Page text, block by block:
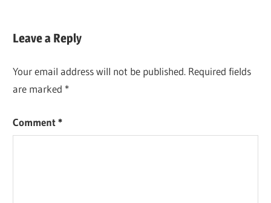
Leave a Reply
Your email address will not be published. Required fields
are marked *
Comment*